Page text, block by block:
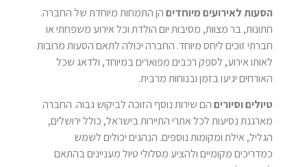
הסעות לאירועים מיוחדיםהן התמחות מיוחדת של החברה.
חתונות, בר מצוות, מסיבות יום הולדת וכל אירוע משפחתי או
חברתי זוכים ליחס מיוחד. החברה יכולה לתאם הסעות מרובות
לאותו אירוע, לספק רכבים מפוארים במיוחד, ולדאג שכל
האורחים יגיעו בזמן ובנוחות מרבית.
טיולים וסיוריםהם שירות נוסף הזוכה לביקוש גבוה. החברה
מארגנת נסיעות לכל אתרי התיירות בישראל, כולל ירושלים,
הגליל, אילת ומקומות נוספים. הנהגים יכולים לשמש
כמדריכים מקומיים ולהציע מסלולי טיול מעניינים בהתאם